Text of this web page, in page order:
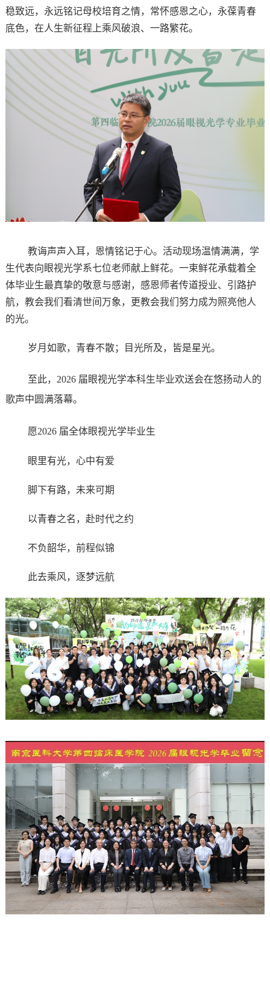
稳致远，永远铭记母校培育之情，常怀感恩之心，永葆青春
底色，在人生新征程上乘风破浪、一路繁花。
教诲声声入耳，恩情铭记于心。活动现场温情满满，学
生代表向眼视光学系七位老师献上鲜花。一束鲜花承载着全
体毕业生最真挚的敬意与感谢，感恩师者传道授业、引路护
航，教会我们看清世间万象，更教会我们努力成为照亮他人
的光。
岁月如歌，青春不散；目光所及，皆是星光。
至此， 2026 届眼视光学本科生毕业欢送会在悠扬动人的
歌声中圆满落幕。
愿2026 届全体眼视光学毕业生
眼里有光，心中有爱
脚下有路，未来可期
以青春之名，赴时代之约
不负韶华，前程似锦
此去乘风，逐梦远航